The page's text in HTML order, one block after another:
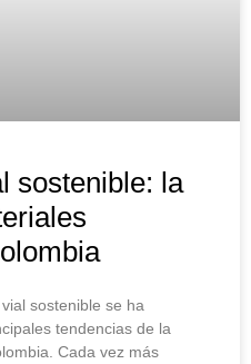
sostenible: la
sostenible se ha
tendencias de la
Cada vez más